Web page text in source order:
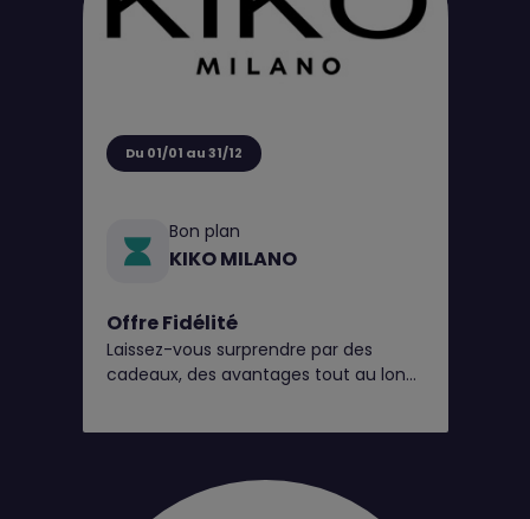
Du 01/01 au 31/12
Bon plan
KIKO MILANO
Offre Fidélité
Laissez-vous surprendre par des
cadeaux, des avantages tout au long